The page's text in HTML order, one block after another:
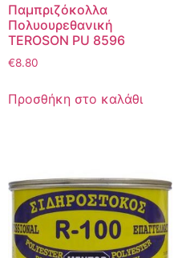
Παμπριζόκολλα
Πολυουρεθανική
TEROSON PU 8596
€8.80
Προσθήκη στο καλάθι